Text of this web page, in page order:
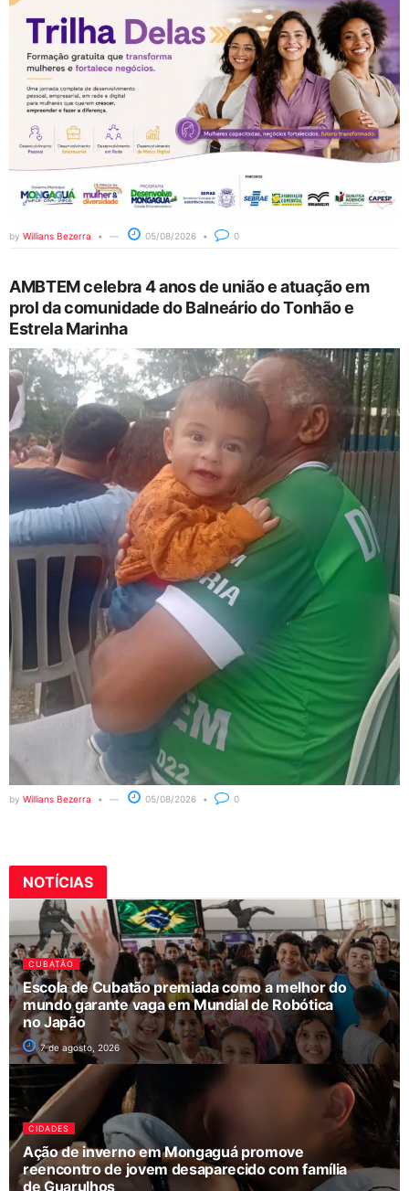
by Willians Bezerra 05/08/2026 0
AMBTEM celebra 4 anos de união e atuação em
prol da comunidade do Balneário do Tonhão e
Estrela Marinha
by Willians Bezerra 05/08/2026 0
NOTÍCIAS
CUBATÃO
Escola de Cubatão premiada como a melhor do
mundo garante vaga em Mundial de Robótica
no Japão
7 de agosto, 2026
CIDADES
Ação de inverno em Mongaguá promove
reencontro de jovem desaparecido com família
de Guarulhos